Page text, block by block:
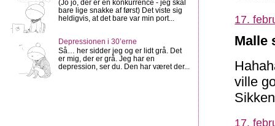
17.
Malle
ville
17.
(Jo jo, der ér en konkurrence - jeg skal
bare lige snakke af først) Det viste sig
heldigvis, at det bare var min port...
Depressionen i 30’erne
Så… her sidder jeg og er lidt grå. Det
er mig, der er grå. Jeg har en
depression, ser du. Den har været der...